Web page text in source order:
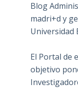
Blog
madri+d y
Universidad
El Portal de
objetivo